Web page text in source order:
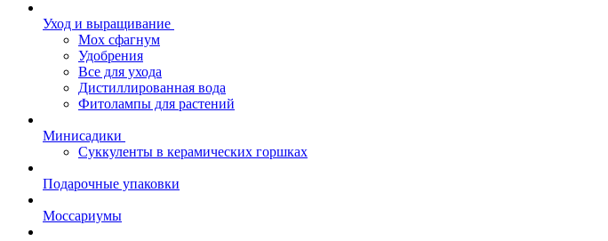
Уход и выращивание
Мох сфагнум
Удобрения
Все для ухода
Дистиллированная вода
Фитолампы для растений
Минисадики
Суккуленты в керамических горшках
Подарочные упаковки
Моссариумы